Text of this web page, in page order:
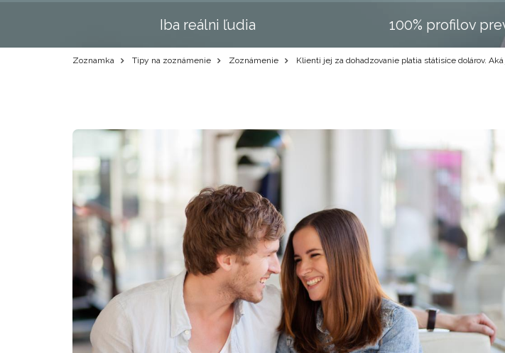
Iba reálni ľudia 100% profilov
Zoznamka Tipy na zoznámenie Zoznámenie Klienti jej za dohadzovanie platia státisíce dolárov.